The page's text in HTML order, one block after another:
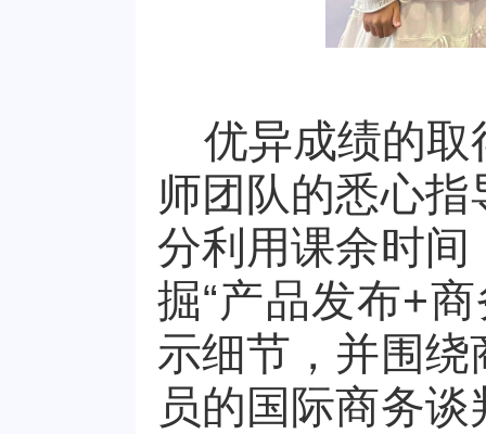
优异成绩的
师团队的悉心
分利用课余时
掘“产品发布+商
示细节，并围
员的国际商务